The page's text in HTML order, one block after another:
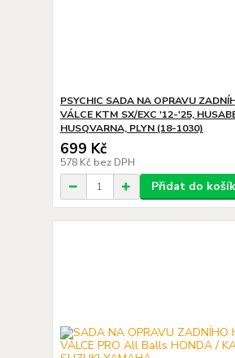
PSYCHIC SADA NA OPRAVU
VÁLCE KTM SX/EXC '12-'25,
HUSQVARNA, PLYN (18-1030)
699 Kč
578 Kč bez DPH
Přidat do